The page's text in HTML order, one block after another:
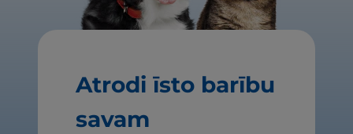
Atrodi īsto barību
savam